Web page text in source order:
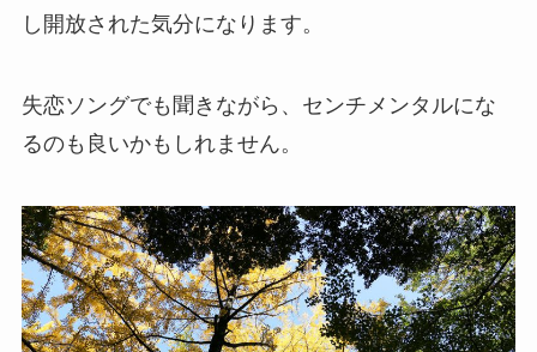
し開放された気分になります。
失恋ソングでも聞きながら、センチメンタルにな
るのも良いかもしれません。